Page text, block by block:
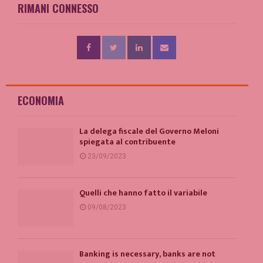
RIMANI CONNESSO
ECONOMIA
La delega fiscale del Governo Meloni
spiegata al contribuente
23/09/2023
Quelli che hanno fatto il variabile
09/08/2023
Banking is necessary, banks are not